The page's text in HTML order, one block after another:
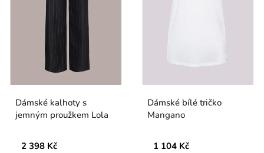
Dámské kalhoty s
jemným proužkem Lola
2 398 Kč
Dámské bílé tričko
Mangano
1 104 Kč